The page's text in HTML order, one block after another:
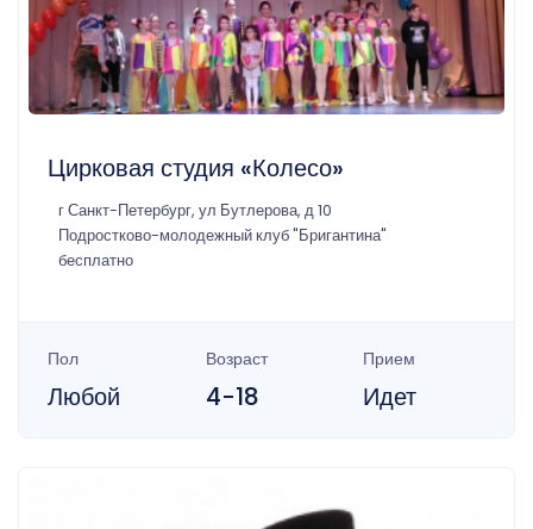
Цирковая студия «Колесо»
г Санкт-Петербург, ул Бутлерова, д 10
Подростково-молодежный клуб "Бригантина"
бесплатно
Пол
Любой
Возраст
4-18
Прием
Идет